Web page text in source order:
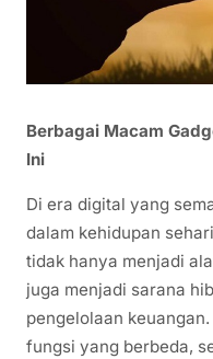
Berbagai Macam
Ini
Di era digital yang
dalam kehidupan
tidak hanya menjadi
juga menjadi sarana
pengelolaan
fungsi yang berbeda,